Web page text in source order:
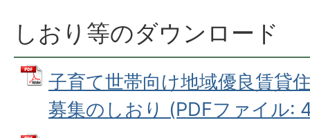
しおり等のダウンロード
子育て世帯向け地域優良賃貸
募集のしおり (PDFファイル: